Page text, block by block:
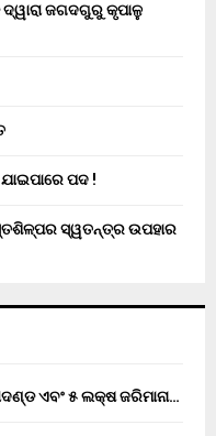
ଜଗଦଗୁରୁ କୃପାଳୁ
ପଦ !
ସ୍ୱତନ୍ତ୍ର ଉପହାର
ଏବଂ ₹୫ ଲକ୍ଷ ଜରିମାନା…